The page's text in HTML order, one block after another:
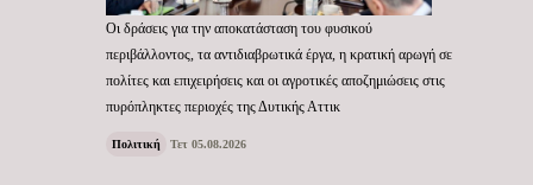
Οι δράσεις για την αποκατάσταση του φυσικού
περιβάλλοντος, τα αντιδιαβρωτικά έργα, η κρατική αρωγή σε
πολίτες και επιχειρήσεις και οι αγροτικές αποζημιώσεις στις
πυρόπληκτες περιοχές της Δυτικής Αττικ
Πολιτική Τετ 05.08.2026